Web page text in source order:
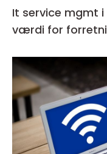
It service mgmt
værdi for